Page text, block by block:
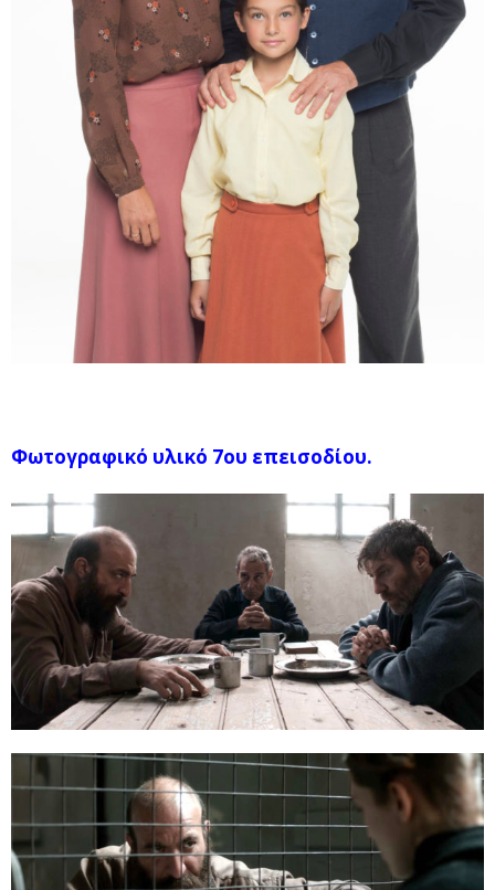
Φωτογραφικό υλικό 7ου επεισοδίου.